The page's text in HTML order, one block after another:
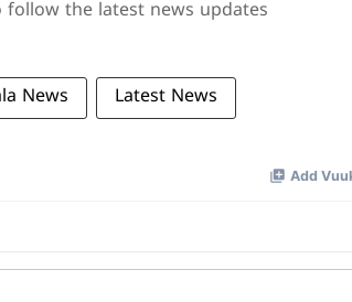
follow the latest news updates
News Latest News